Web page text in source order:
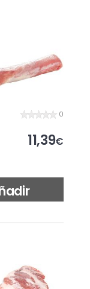
0
11,39€